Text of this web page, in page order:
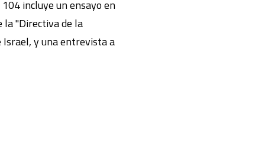
incluye un ensayo en
la "Directiva de la
Israel, y una entrevista a